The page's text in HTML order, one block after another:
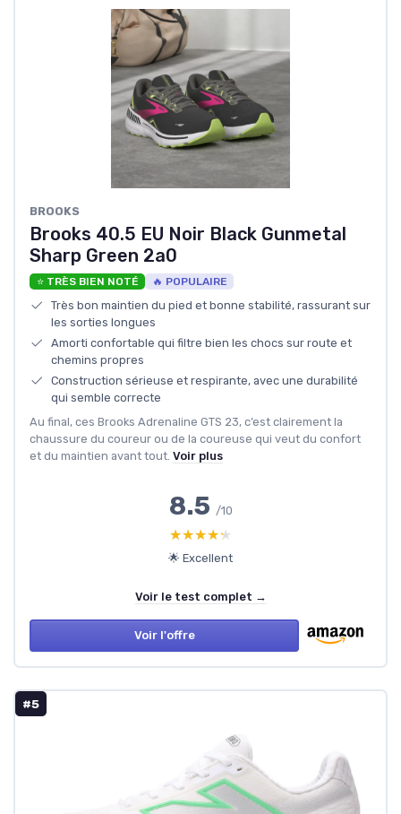
BROOKS
Brooks 40.5 EU Noir Black Gunmetal
Sharp Green 2a0
⭐ TRÈS BIEN NOTÉ 🔥 POPULAIRE
Très bon maintien du pied et bonne stabilité, rassurant sur
les sorties longues
Amorti confortable qui filtre bien les chocs sur route et
chemins propres
Construction sérieuse et respirante, avec une durabilité
qui semble correcte
Au final, ces Brooks Adrenaline GTS 23, c’est clairement la
chaussure du coureur ou de la coureuse qui veut du confort
et du maintien avant tout. Voir plus
8.5 /10
★★★★★
★★★★★
🌟 Excellent
Voir le test complet →
Voir l'offre
#5